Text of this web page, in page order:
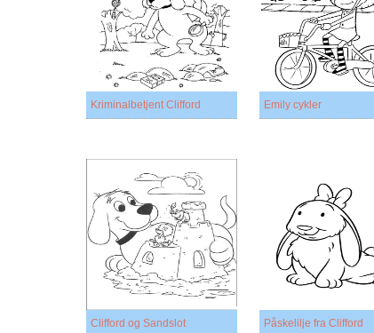
Kriminalbetjent Clifford Emily cykler
Clifford og Sandslot Påskelilje fra Clifford